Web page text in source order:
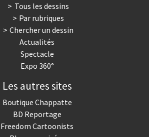
Tous les dessins
Par rubriques
Chercher un dessin
Actualités
Spectacle
Expo 360°
Les autres sites
Boutique Chappatte
BD Reportage
Freedom Cartoonists